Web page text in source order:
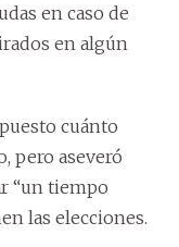
en caso de
en algún
cuánto
pero aseveró
“un tiempo
las elecciones.